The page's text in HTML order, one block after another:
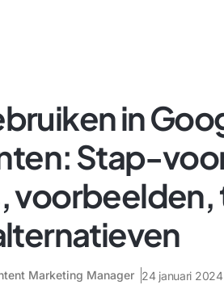
in
Stap-
voorbeelden,
Marketing Manager 24 januari 2024